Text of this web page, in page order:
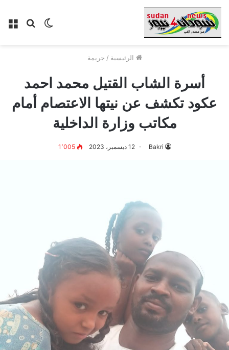
بحث الوضع
الرئيسية / جريمة
أسرة الشاب القتيل محمد احمد
عكود تكشف عن نيتها الاعتصام أمام
مكاتب وزارة الداخلية
Bakri 12 ديسمبر، 2023 1٬005